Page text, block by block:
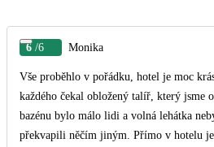
6 /6 Monika
Vše proběhlo v pořádku, hotel je moc
každého čekal obložený talíř, který jsme
bazénu bylo málo lidi a volná lehátka
překvapili něčím jiným. Přímo v hotelu je